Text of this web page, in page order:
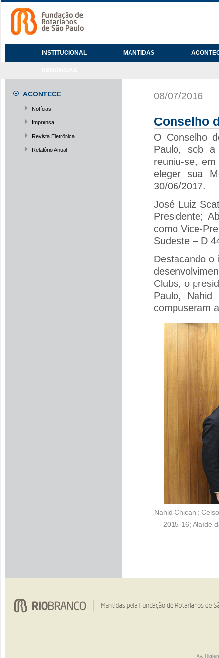
INSTITUCIONAL MANTIDAS
ACONTECE
Notícias
Imprensa
Revista Eletrônica
Relatório Anual
08/07/2016
Conselho
O Conselho
Paulo, sob a
reuniu-se,
eleger sua
30/06/2017.
José Luiz
Presidente;
como Vice-
Sudeste – D
Destacando o
Clubs, o
Paulo, Nahid
compuseram
Nahid Chicani;
2015-16; Alaíde
Av.